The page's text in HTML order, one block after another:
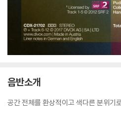
음반소개
공간 전체를 환상적이고 색다른 분위기